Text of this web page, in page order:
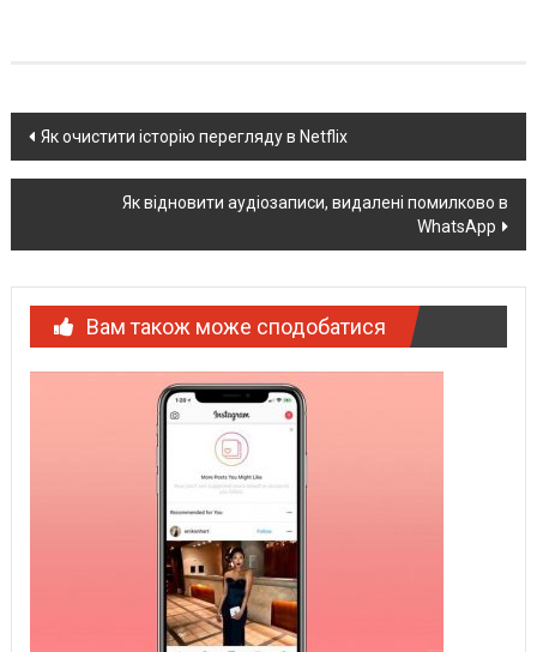
Post
navigation
Як очистити історію перегляду в Netflix
Як відновити аудіозаписи, видалені помилково в
WhatsApp
Вам також може сподобатися